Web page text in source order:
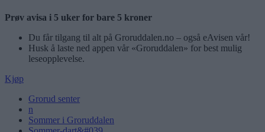
Prøv avisa i 5 uker for bare 5 kroner
Du får tilgang til alt på Groruddalen.no – også eAvisen vår!
Husk å laste ned appen vår «Groruddalen» for best mulig
leseopplevelse.
Kjøp
Grorud senter
n
Sommer i Groruddalen